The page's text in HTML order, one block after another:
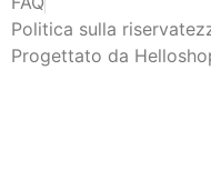
Politica sulla
Progettato da